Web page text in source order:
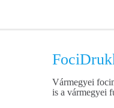
Vármegyei
is a vármegyei